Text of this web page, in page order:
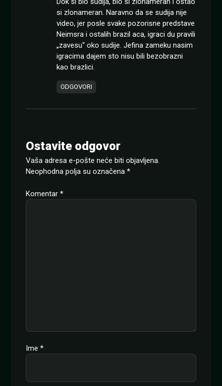
si zlonameran. Naravno da se sudija nije
video, jer posle svake pozorisne predstave
Neimsra i ostalih brazil aca, igraci du pravili
„zavesu“ oko sudije. Jefina zameku nasim
igracima dajem sto nisu bili bezobrazni
kao brazlici.
ODGOVORI
Ostavite odgovor
Vaša adresa e-pošte neće biti objavljena.
Neophodna polja su označena *
Komentar *
Ime *